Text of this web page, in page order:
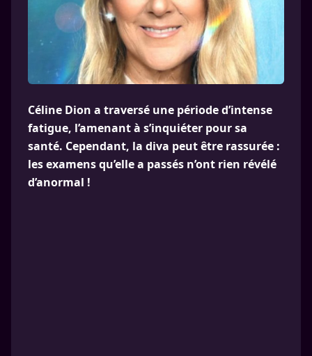
Céline Dion a traversé une période d’intense
fatigue, l’amenant à s’inquiéter pour sa
santé. Cependant, la diva peut être rassurée :
les examens qu’elle a passés n’ont rien révélé
d’anormal !